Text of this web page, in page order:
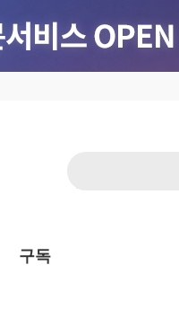
구독